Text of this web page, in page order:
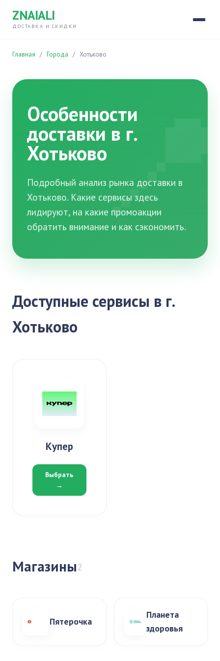
ZNAIALI
ДОСТАВКА И СКИДКИ
Главная / Города / Хотьково
Особенности
доставки в г.
Хотьково
Подробный анализ рынка доставки в
Хотьково. Какие сервисы здесь
лидируют, на какие промоакции
обратить внимание и как сэкономить.
Доступные сервисы в г.
Хотьково
Купер
Выбрать
→
Магазины2
Пятерочка
Планета
здоровья